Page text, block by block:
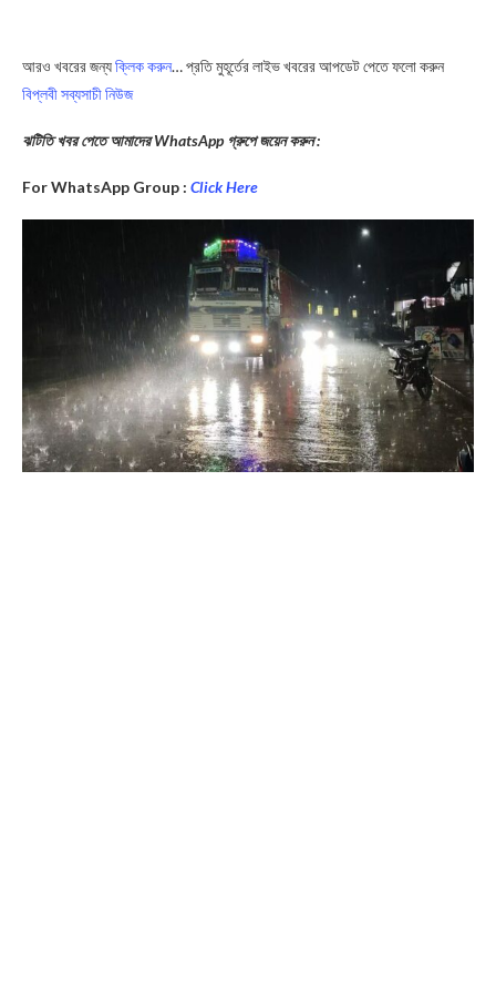
আরও খবরের জন্যক্লিক করুন… প্রতি মুহূর্তের লাইভ খবরের আপডেট পেতে ফলো করুন
বিপ্লবী সব্যসাচী নিউজ
ঝটিতি খবর পেতে আমাদের WhatsApp গ্রুপে জয়েন করুন :
For WhatsApp Group : Click Here